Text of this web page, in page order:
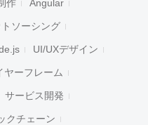
作 Angular
ソーシング
UI/UXデザイン
ヤーフレーム
サービス開発
クチェーン